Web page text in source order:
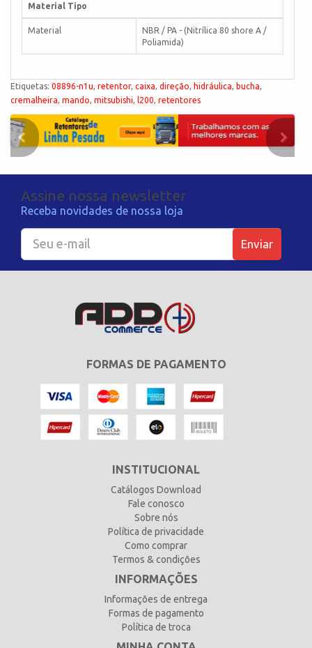
Material Tipo
Material
NBR / PA - (Nitrílica 80 shore A /
Poliamida)
Etiquetas: 08896-n1u, retentor, caixa, direção, hidráulica, bucha,
cremalheira, mando, mitsubishi, l200, retentores
Assine nossa newsletter
Receba novidades de nossa loja
Enviar
FORMAS DE PAGAMENTO
INSTITUCIONAL
Catálogos Download
Fale conosco
Sobre nós
Política de privacidade
Como comprar
Termos & condições
INFORMAÇÕES
Informações de entrega
Formas de pagamento
Política de troca